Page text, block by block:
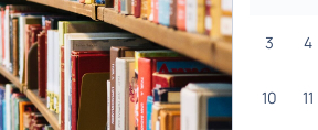
3 4
10 11